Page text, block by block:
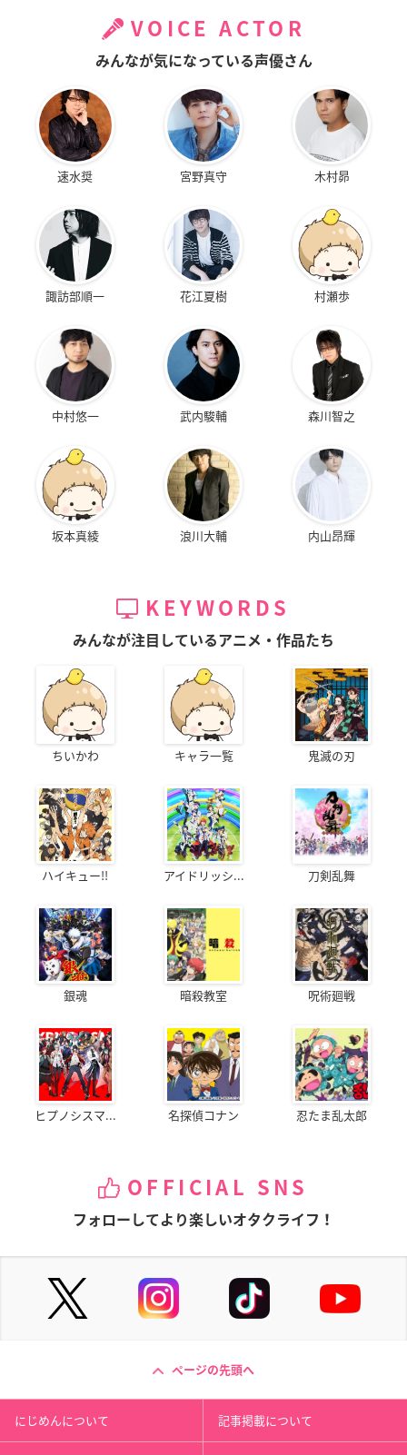
VOICE ACTOR
みんなが気になっている声優さん
速水奨 宮野真守 木村昴
諏訪部順一 花江夏樹 村瀬歩
中村悠一 武内駿輔 森川智之
坂本真綾 浪川大輔 内山昂輝
KEYWORDS
みんなが注目しているアニメ・作品たち
ちいかわ キャラ一覧 鬼滅の刃
ハイキュー!! アイドリッシ... 刀剣乱舞
銀魂 暗殺教室 呪術廻戦
ヒプノシスマ... 名探偵コナン 忍たま乱太郎
OFFICIAL SNS
フォローしてより楽しいオタクライフ！
ページの先頭へ
にじめんについて 記事掲載について